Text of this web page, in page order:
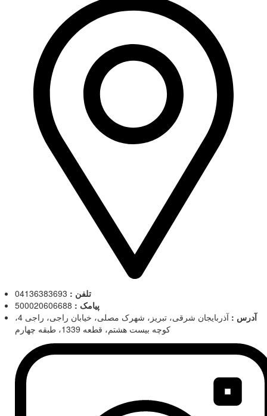
تلفن :
پیامک :
آدرس :
آذربایجان شرقی، تبریز، شهرک مصلی، خیابان راجی، راجی 4،
کوچه بیست هشتم، قطعه 1339، طبقه چهارم